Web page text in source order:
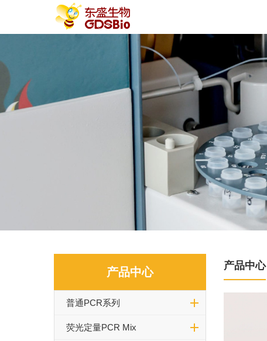
产品中心
普通PCR系列
荧光定量PCR Mix
产品中心